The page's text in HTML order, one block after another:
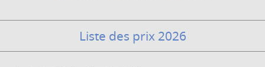
Liste des prix 2026